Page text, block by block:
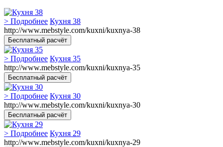
> Подробнее Кухня 38
http://www.mebstyle.com/kuxni/kuxnya-38
Бесплатный расчёт
> Подробнее Кухня 35
http://www.mebstyle.com/kuxni/kuxnya-35
Бесплатный расчёт
> Подробнее Кухня 30
http://www.mebstyle.com/kuxni/kuxnya-30
Бесплатный расчёт
> Подробнее Кухня 29
http://www.mebstyle.com/kuxni/kuxnya-29